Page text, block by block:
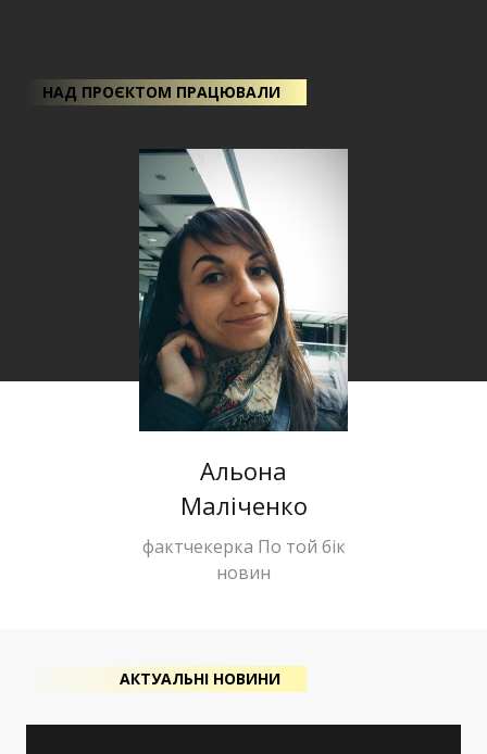
НАД ПРОЄКТОМ ПРАЦЮВАЛИ
Альона
Маліченко
фактчекерка По той бік
новин
АКТУАЛЬНІ НОВИНИ